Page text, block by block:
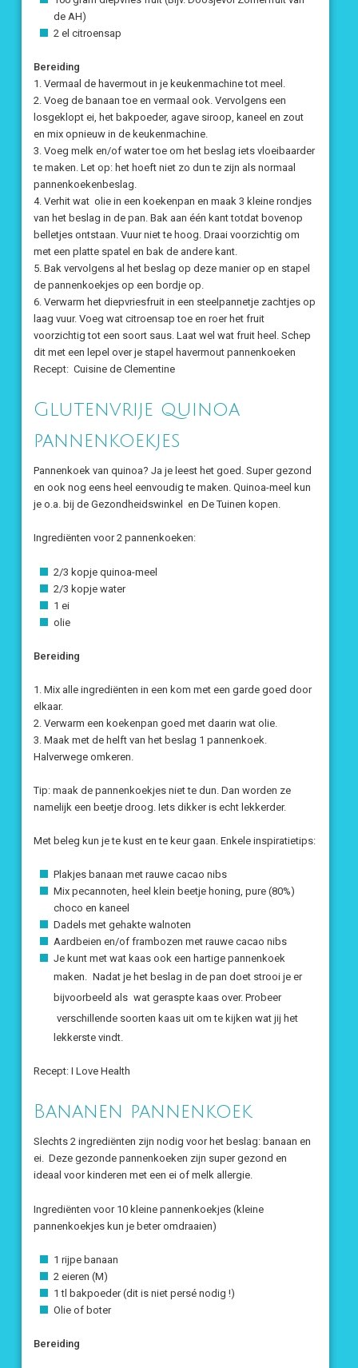
de AH)
2 el citroensap
Bereiding
1. Vermaal de havermout in je keukenmachine tot meel.
2. Voeg de banaan toe en vermaal ook. Vervolgens een
losgeklopt ei, het bakpoeder, agave siroop, kaneel en zout
en mix opnieuw in de keukenmachine.
3. Voeg melk en/of water toe om het beslag iets vloeibaarder
te maken. Let op: het hoeft niet zo dun te zijn als normaal
pannenkoekenbeslag.
4. Verhit wat olie in een koekenpan en maak 3 kleine rondjes
van het beslag in de pan. Bak aan één kant totdat bovenop
belletjes ontstaan. Vuur niet te hoog. Draai voorzichtig om
met een platte spatel en bak de andere kant.
5. Bak vervolgens al het beslag op deze manier op en stapel
de pannenkoekjes op een bordje op.
6. Verwarm het diepvriesfruit in een steelpannetje zachtjes op
laag vuur. Voeg wat citroensap toe en roer het fruit
voorzichtig tot een soort saus. Laat wel wat fruit heel. Schep
dit met een lepel over je stapel havermout pannenkoeken
Recept: Cuisine de Clementine
Glutenvrije quinoa
pannenkoekjes
Pannenkoek van quinoa? Ja je leest het goed. Super gezond
en ook nog eens heel eenvoudig te maken. Quinoa-meel kun
je o.a. bij de Gezondheidswinkel en De Tuinen kopen.
Ingrediënten voor 2 pannenkoeken:
2/3 kopje quinoa-meel
2/3 kopje water
1 ei
olie
Bereiding
1. Mix alle ingrediënten in een kom met een garde goed door
elkaar.
2. Verwarm een koekenpan goed met daarin wat olie.
3. Maak met de helft van het beslag 1 pannenkoek.
Halverwege omkeren.
Tip: maak de pannenkoekjes niet te dun. Dan worden ze
namelijk een beetje droog. Iets dikker is echt lekkerder.
Met beleg kun je te kust en te keur gaan. Enkele inspiratietips:
Plakjes banaan met rauwe cacao nibs
Mix pecannoten, heel klein beetje honing, pure (80%)
choco en kaneel
Dadels met gehakte walnoten
Aardbeien en/of frambozen met rauwe cacao nibs
Je kunt met wat kaas ook een hartige pannenkoek
maken. Nadat je het beslag in de pan doet strooi je er
bijvoorbeeld als wat geraspte kaas over. Probeer
verschillende soorten kaas uit om te kijken wat jij het
lekkerste vindt.
Recept: I Love Health
Bananen pannenkoek
Slechts 2 ingrediënten zijn nodig voor het beslag: banaan en
ei. Deze gezonde pannenkoeken zijn super gezond en
ideaal voor kinderen met een ei of melk allergie.
Ingrediënten voor 10 kleine pannenkoekjes (kleine
pannenkoekjes kun je beter omdraaien)
1 rijpe banaan
2 eieren (M)
1 tl bakpoeder (dit is niet persé nodig !)
Olie of boter
Bereiding